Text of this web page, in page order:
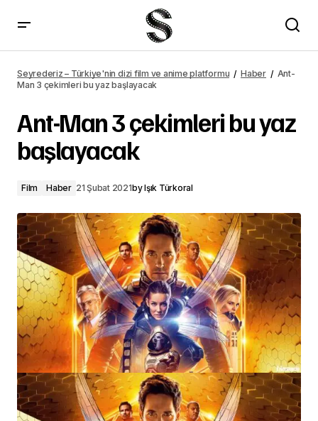
Seyrederiz – Türkiye'nin dizi film ve anime platformu Haber
Ant-
Man 3 çekimleri bu yaz başlayacak
Ant-Man 3 çekimleri bu yaz
başlayacak
Film Haber 21 Şubat 2021byIşık Türkoral